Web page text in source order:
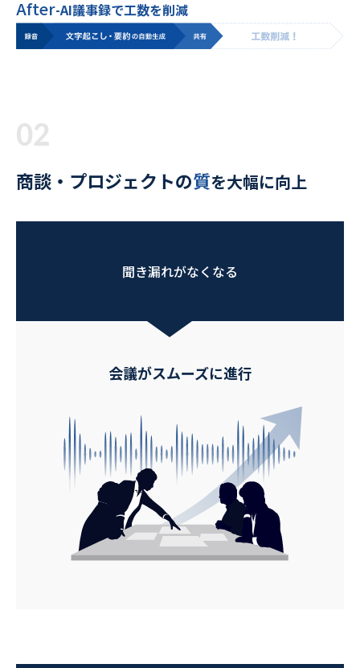
After-AI議事録で工数を削減
02
商談・プロジェクトの質を大幅に向上
聞き漏れがなくなる
会議がスムーズに進行